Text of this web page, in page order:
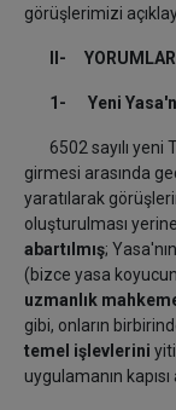
görüşlerimizi
II-
1- Yeni Yasa'nın
6502 sayılı yeni
girmesi arasında
yaratılarak
oluşturulması
abartılmış;
(bizce yasa
uzmanlık
gibi, onların
temel işlevlerini
uygulamanın kapısı